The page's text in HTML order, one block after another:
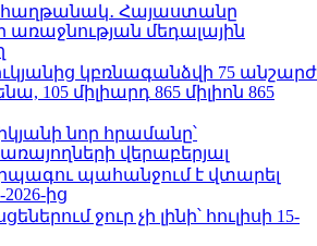
Հայաստանը
մեդալային
կբռնագանձվի 75 անշարժ
105 միլիարդ 865 միլիոն 865
նոր հրամանը՝
վերաբերյալ
պահանջում է վտարել
ից
ջուր չի լինի՝ հուլիսի 15-